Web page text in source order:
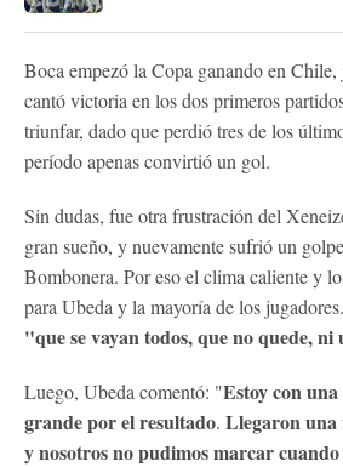
Boca empezó la Copa ganando en
cantó victoria en los dos primeros
triunfar, dado que perdió tres de los
período apenas convirtió un gol.
Sin dudas, fue otra frustración del
gran sueño, y nuevamente sufrió un
Bombonera. Por eso el clima caliente y
para Ubeda y la mayoría de los
"que se vayan todos, que no quede, ni
Luego, Ubeda comentó: "Estoy con
grande por el resultado. Llegaron una
y nosotros no pudimos marcar